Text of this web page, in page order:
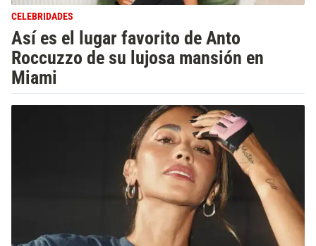
CELEBRIDADES
Así es el lugar favorito de Anto
Roccuzzo de su lujosa mansión en
Miami